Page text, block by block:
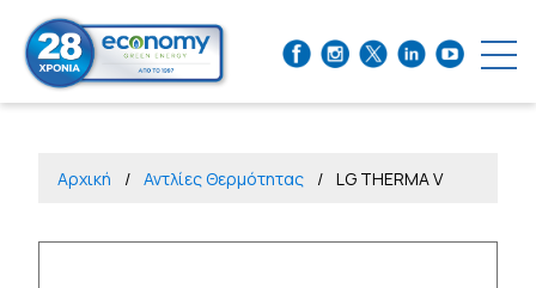
Αρχική Αντλίες Θερμότητας LG THERMA V